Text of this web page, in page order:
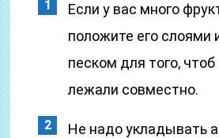
Если у вас много
положите его слоями
песком для того,
лежали совместно.
Не надо укладывать